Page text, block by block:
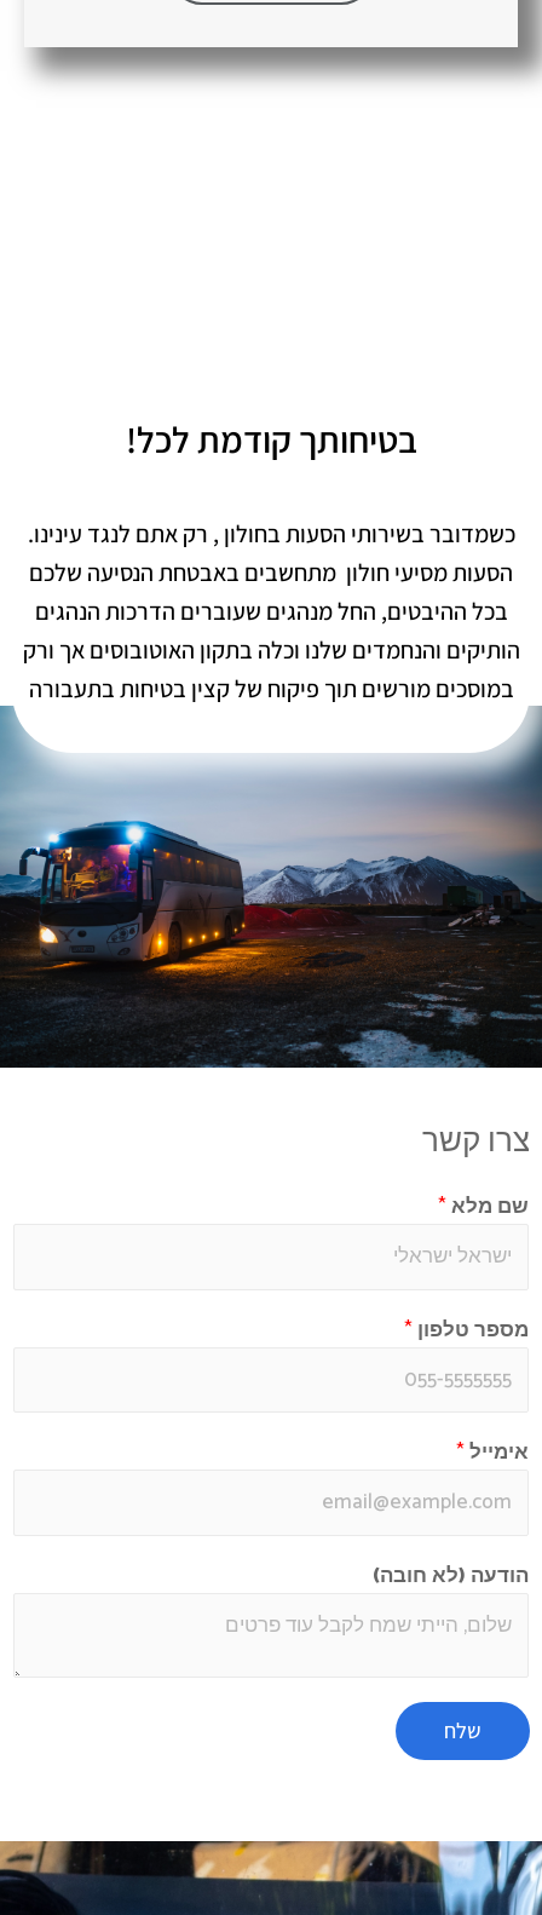
בטיחותך קודמת לכל!
כשמדובר בשירותי הסעות בחולון , רק אתם לנגד עינינו.
הסעות מסיעי חולון מתחשבים באבטחת הנסיעה שלכם
בכל ההיבטים, החל מנהגים שעוברים הדרכות הנהגים
הותיקים והנחמדים שלנו וכלה בתקון האוטובוסים אך ורק
במוסכים מורשים תוך פיקוח של קצין בטיחות בתעבורה
צרו קשר
שם מלא*
מספר טלפון*
אימייל*
הודעה (לא חובה)
שלח